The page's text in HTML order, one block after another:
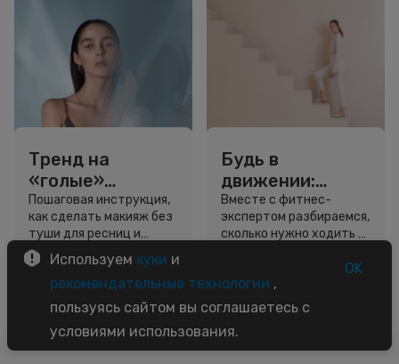
Тренд на
«голые»
ресницы: как
выглядеть
свежо, не
используя тушь
Пошаговая инструкция,
как сделать макияж без
туши для ресниц и
звёздный образ для
вдохновения.
3 минуты
Будь в
движении:
сколько нужно
шагов для
красоты и
Вместе с фитнес-
экспертом разбираемся,
сколько нужно ходить и
5 минут
Используем куки и
рекомендательные технологии ,
пользуясь сайтом вы соглашаетесь с
условиями использования.
OK